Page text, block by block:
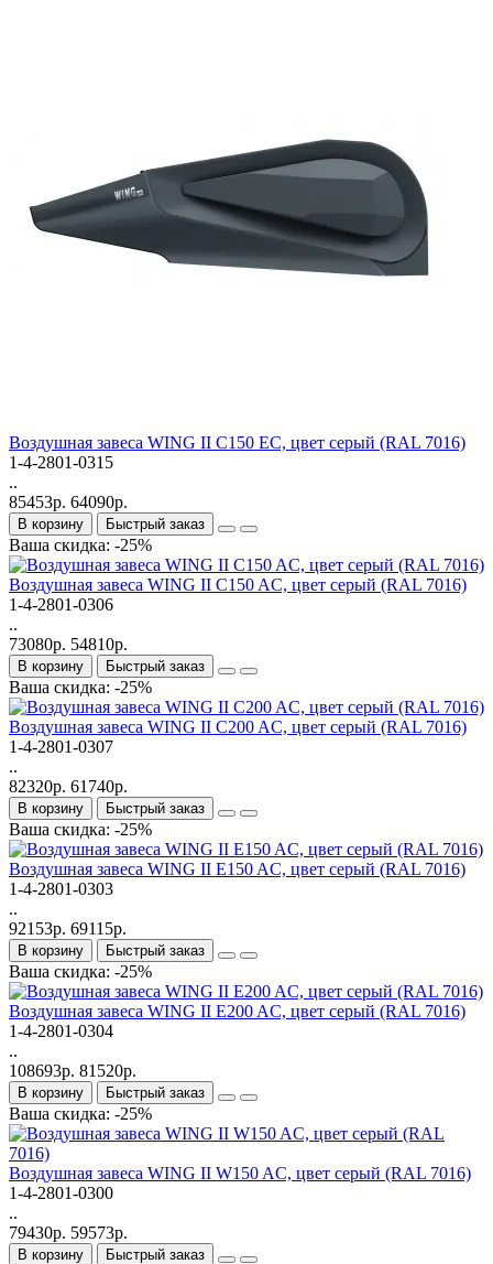
Bоздушная завеса WING II C150 EC, цвет серый (RAL 7016)
1-4-2801-0315
..
85453р. 64090р.
В корзину Быстрый заказ
Ваша скидка: -25%
Bоздушная завеса WING II C150 AC, цвет серый (RAL 7016)
1-4-2801-0306
..
73080р. 54810р.
В корзину Быстрый заказ
Ваша скидка: -25%
Bоздушная завеса WING II C200 AC, цвет серый (RAL 7016)
1-4-2801-0307
..
82320р. 61740р.
В корзину Быстрый заказ
Ваша скидка: -25%
Bоздушная завеса WING II E150 AC, цвет серый (RAL 7016)
1-4-2801-0303
..
92153р. 69115р.
В корзину Быстрый заказ
Ваша скидка: -25%
Bоздушная завеса WING II E200 AC, цвет серый (RAL 7016)
1-4-2801-0304
..
108693р. 81520р.
В корзину Быстрый заказ
Ваша скидка: -25%
Bоздушная завеса WING II W150 AC, цвет серый (RAL 7016)
1-4-2801-0300
..
79430р. 59573р.
В корзину Быстрый заказ